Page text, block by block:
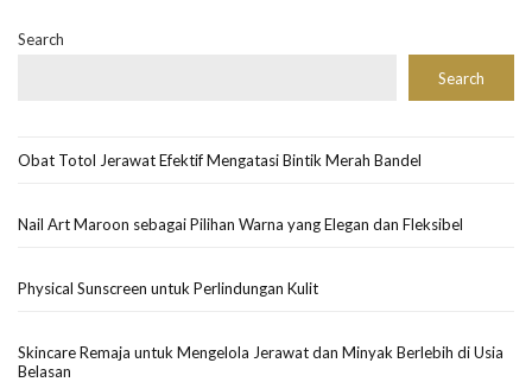
Search
Search
Obat Totol Jerawat Efektif Mengatasi Bintik Merah Bandel
Nail Art Maroon sebagai Pilihan Warna yang Elegan dan Fleksibel
Physical Sunscreen untuk Perlindungan Kulit
Skincare Remaja untuk Mengelola Jerawat dan Minyak Berlebih di Usia
Belasan